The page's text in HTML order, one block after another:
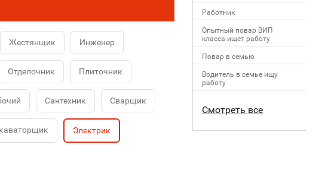
Жестянщик Инженер
Отделочник Плиточник
Сантехник Сварщик
Электрик
Работник
Опытный повар ВИП
класса ищет работу
Повар в семью
Водитель в семье ищу
работу
Смотреть все